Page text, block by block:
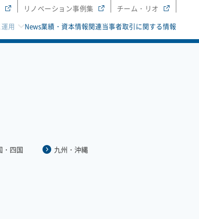
リノベーション事例集
チーム・リオ
用 News業績・資本情報関連当事者取引に関する情報
・四国 九州・沖縄